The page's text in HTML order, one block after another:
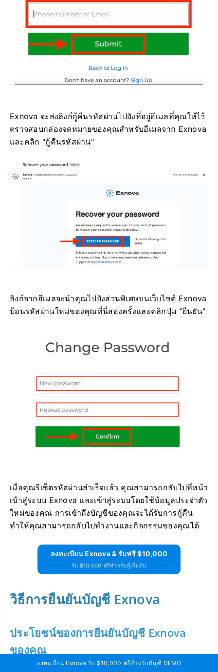
Exnova จะส่งลิงก์กู้คืนรหัสผ่านไปยังที่อยู่อีเมลที่คุณให้ไว้
ตรวจสอบกล่องจดหมายของคุณสำหรับอีเมลจาก Exnova
และคลิก "กู้คืนรหัสผ่าน"
ลิงก์จากอีเมลจะนำคุณไปยังส่วนพิเศษบนเว็บไซต์ Exnova
ป้อนรหัสผ่านใหม่ของคุณที่นี่สองครั้งและคลิกปุ่ม "ยืนยัน"
เมื่อคุณรีเซ็ตรหัสผ่านสำเร็จแล้ว คุณสามารถกลับไปที่หน้า
เข้าสู่ระบบ Exnova และเข้าสู่ระบบโดยใช้ข้อมูลประจำตัว
ใหม่ของคุณ การเข้าถึงบัญชีของคุณจะได้รับการกู้คืน
ทำให้คุณสามารถกลับไปทำงานและกิจกรรมของคุณได้
ลงทะเบียน Exnova & รับฟรี $10,000
รับ $10,000 ฟรีสำหรับผู้เริ่มต้น
วิธีการยืนยันบัญชี Exnova
ประโยชน์ของการยืนยันบัญชี Exnova
ของคุณ
ลงทะเบียน Exnova รับ $10,000 ฟรีสำหรับบัญชี DEMO